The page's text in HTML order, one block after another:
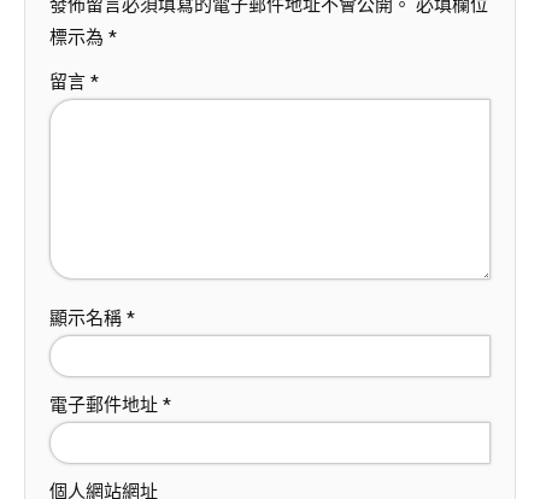
發佈留言必須填寫的電子郵件地址不會公開。 必填欄位
標示為 *
留言 *
顯示名稱 *
電子郵件地址 *
個人網站網址